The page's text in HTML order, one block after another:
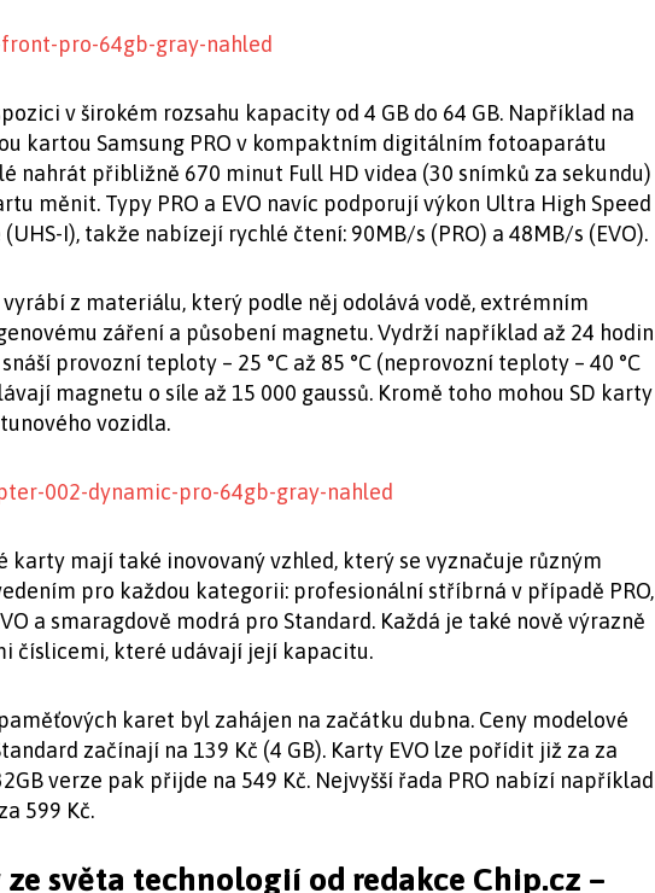
v širokém rozsahu kapacity od 4 GB do 64 GB. Například na
kartou Samsung PRO v kompaktním digitálním fotoaparátu
nahrát přibližně 670 minut Full HD videa (30 snímků za sekundu)
měnit. Typy PRO a EVO navíc podporují výkon Ultra High Speed
I), takže nabízejí rychlé čtení: 90MB/s (PRO) a 48MB/s (EVO).
vyrábí z materiálu, který podle něj odolává vodě, extrémním
záření a působení magnetu. Vydrží například až 24 hodin
provozní teploty – 25 °C až 85 °C (neprovozní teploty – 40 °C
magnetu o síle až 15 000 gaussů. Kromě toho mohou SD karty
vozidla.
karty mají také inovovaný vzhled, který se vyznačuje různým
pro každou kategorii: profesionální stříbrná v případě PRO,
a smaragdově modrá pro Standard. Každá je také nově výrazně
číslicemi, které udávají její kapacitu.
karet byl zahájen na začátku dubna. Ceny modelové
začínají na 139 Kč (4 GB). Karty EVO lze pořídit již za za
verze pak přijde na 549 Kč. Nejvyšší řada PRO nabízí například
599 Kč.
světa technologií od redakce Chip.cz –